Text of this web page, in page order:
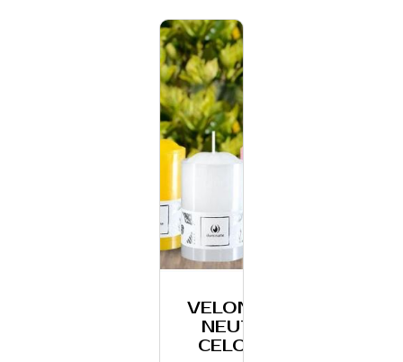
VELONCITO
NEUTRO
CELOFAN